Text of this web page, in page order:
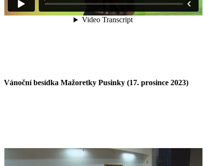
Vánoční besídka Mažoretky Pusinky (17. prosince 2023)